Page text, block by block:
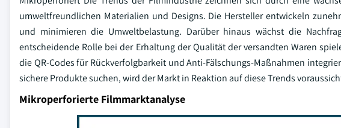
umweltfreundlichen Materialien und Designs. Die Hersteller entwickeln
und minimieren die Umweltbelastung. Darüber hinaus wächst die
entscheidende Rolle bei der Erhaltung der Qualität der versandten Waren
die QR-Codes für Rückverfolgbarkeit und Anti-Fälschungs-Maßnahmen
sichere Produkte suchen, wird der Markt in Reaktion auf diese Trends
Mikroperforierte Filmmarktanalyse